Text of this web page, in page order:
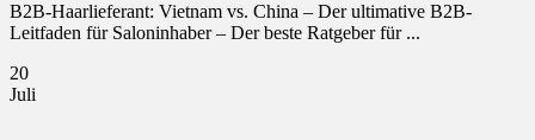
B2B-Haarlieferant: Vietnam vs. China – Der ultimative B2B-
Leitfaden für Saloninhaber – Der beste Ratgeber für ...
20
Juli